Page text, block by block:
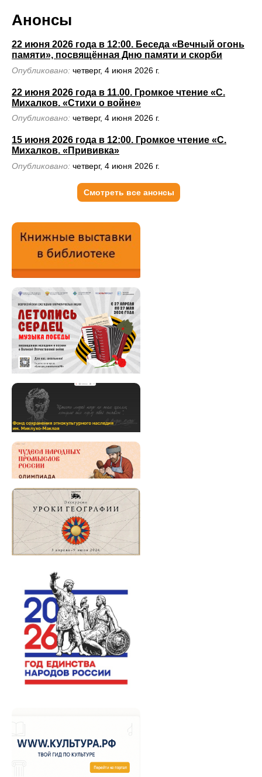
Анонсы
22 июня 2026 года в 12:00. Беседа «Вечный огонь
памяти», посвящённая Дню памяти и скорби
Опубликовано: четверг, 4 июня 2026 г.
22 июня 2026 года в 11.00. Громкое чтение «С.
Михалков. «Стихи о войне»
Опубликовано: четверг, 4 июня 2026 г.
15 июня 2026 года в 12:00. Громкое чтение «С.
Михалков. «Прививка»
Опубликовано: четверг, 4 июня 2026 г.
Смотреть все анонсы